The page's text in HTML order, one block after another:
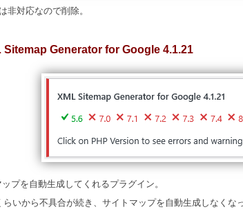
非対応なので削除。
Sitemap Generator for Google 4.1.21
プを自動生成してくれるプラグイン。
らいから不具合が続き、サイトマップを自動生成しなくな